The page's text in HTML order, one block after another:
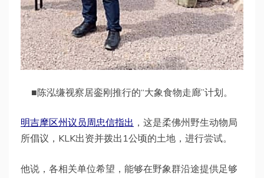
■陈泓缣视察居銮刚推行的“大象食物走廊”计划。
明吉摩区州议员周忠信指出 ，这是柔佛州野生动物局
所倡议，KLK出资并拨出1公顷的土地，进行尝试。
他说，各相关单位希望，能够在野象群沿途提供足够